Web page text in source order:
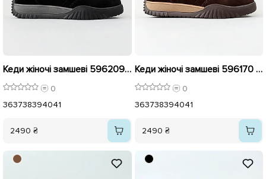
Кеди жіночі замшеві 596209 Чорні
0
363738394041
2490 ₴
Кеди жіночі замшеві 596170 Шоколад
0
363738394041
2490 ₴